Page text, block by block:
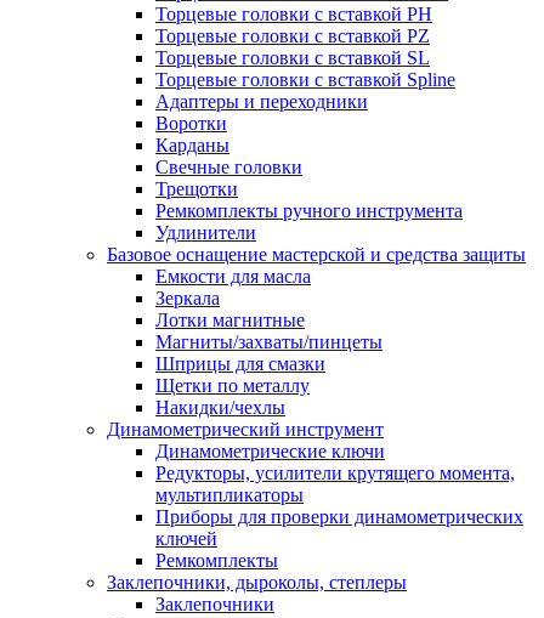
Торцевые головки с вставкой PH
Торцевые головки с вставкой PZ
Торцевые головки с вставкой SL
Торцевые головки с вставкой Spline
Адаптеры и переходники
Воротки
Карданы
Свечные головки
Трещотки
Ремкомплекты ручного инструмента
Удлинители
Базовое оснащение мастерской и средства защиты
Емкости для масла
Зеркала
Лотки магнитные
Магниты/захваты/пинцеты
Шприцы для смазки
Щетки по металлу
Накидки/чехлы
Динамометрический инструмент
Динамометрические ключи
Редукторы, усилители крутящего момента,
мультипликаторы
Приборы для проверки динамометрических
ключей
Ремкомплекты
Заклепочники, дыроколы, степлеры
Заклепочники